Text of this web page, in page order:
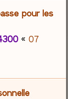
pour les
«07